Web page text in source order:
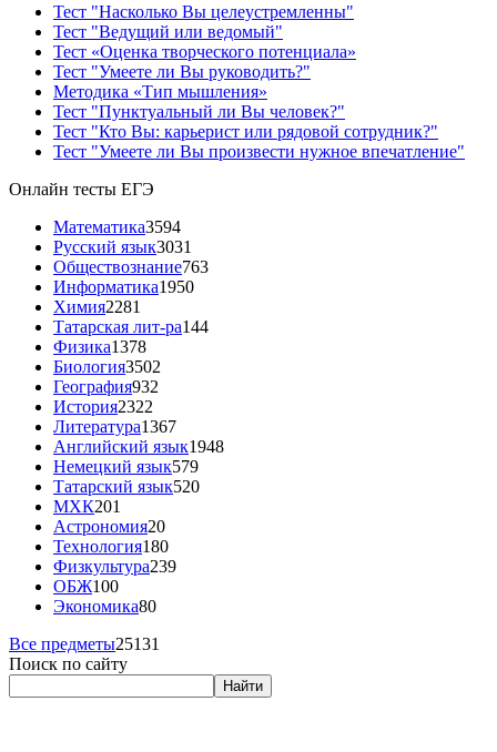
Тест "Насколько Вы целеустремленны"
Тест "Ведущий или ведомый"
Тест «Оценка творческого потенциала»
Тест "Умеете ли Вы руководить?"
Методика «Тип мышления»
Тест "Пунктуальный ли Вы человек?"
Тест "Кто Вы: карьерист или рядовой сотрудник?"
Тест "Умеете ли Вы произвести нужное впечатление"
Онлайн тесты ЕГЭ
Математика3594
Русский язык3031
Обществознание763
Информатика1950
Химия2281
Татарская лит-ра144
Физика1378
Биология3502
География932
История2322
Литература1367
Английский язык1948
Немецкий язык579
Татарский язык520
МХК201
Астрономия20
Технология180
Физкультура239
ОБЖ100
Экономика80
Все предметы25131
Поиск по сайту
Найти